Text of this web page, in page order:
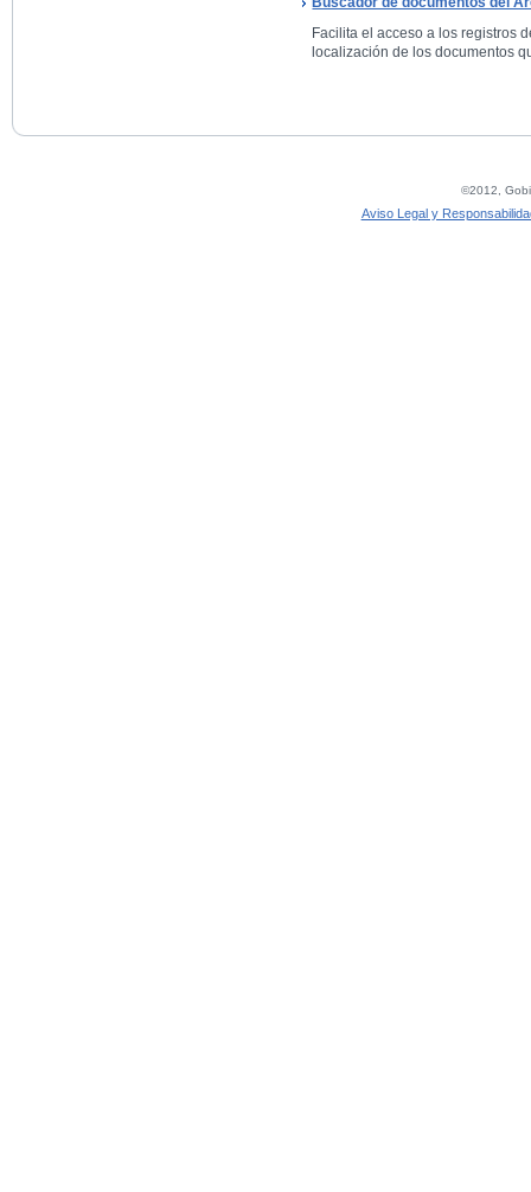
Facilita el acceso a los registros
localización de los documentos
©2012,
Aviso Legal y